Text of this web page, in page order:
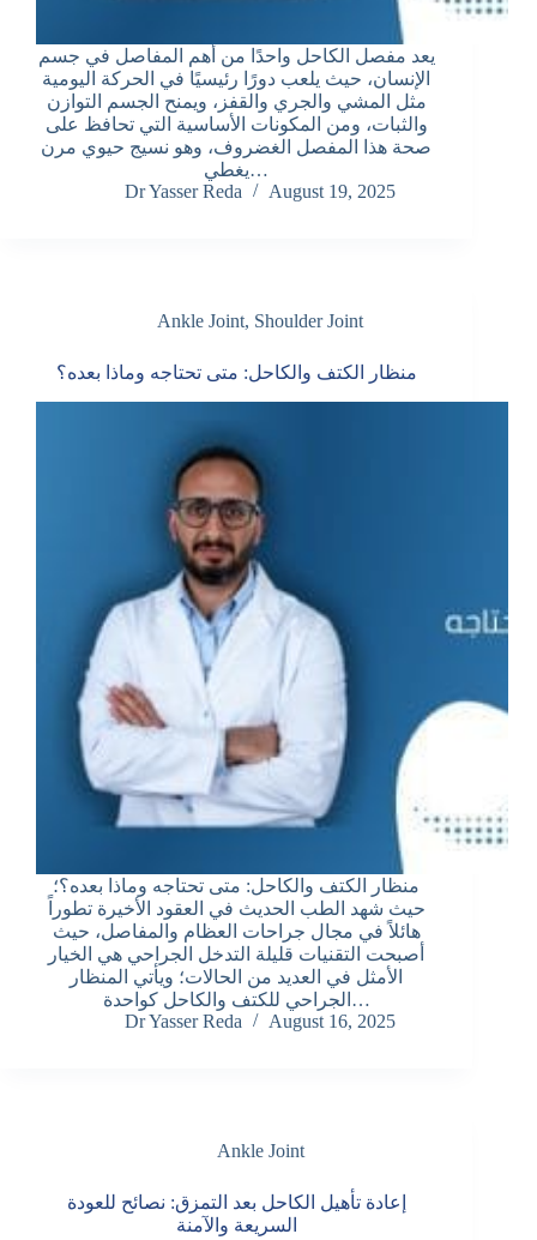
يعد مفصل الكاحل واحدًا من أهم المفاصل في جسم
الإنسان، حيث يلعب دورًا رئيسيًا في الحركة اليومية
مثل المشي والجري والقفز، ويمنح الجسم التوازن
والثبات، ومن المكونات الأساسية التي تحافظ على
صحة هذا المفصل الغضروف، وهو نسيج حيوي مرن
يغطي…
Dr Yasser Reda
August 19, 2025
Ankle Joint, Shoulder Joint
منظار الكتف والكاحل: متى تحتاجه وماذا بعده؟
منظار الكتف والكاحل: متى تحتاجه وماذا بعده؟؛
حيث شهد الطب الحديث في العقود الأخيرة تطوراً
هائلاً في مجال جراحات العظام والمفاصل، حيث
أصبحت التقنيات قليلة التدخل الجراحي هي الخيار
الأمثل في العديد من الحالات؛ ويأتي المنظار
الجراحي للكتف والكاحل كواحدة…
Dr Yasser Reda
August 16, 2025
Ankle Joint
إعادة تأهيل الكاحل بعد التمزق: نصائح للعودة
السريعة والآمنة